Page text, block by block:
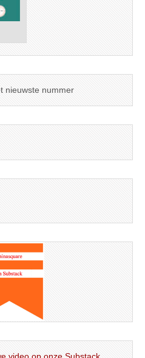
nieuwste nummer
video op onze Substack